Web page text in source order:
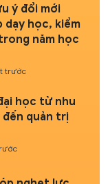
ý đổi mới
dạy học, kiểm
năm học
trước
học từ nhu
đến quản trị